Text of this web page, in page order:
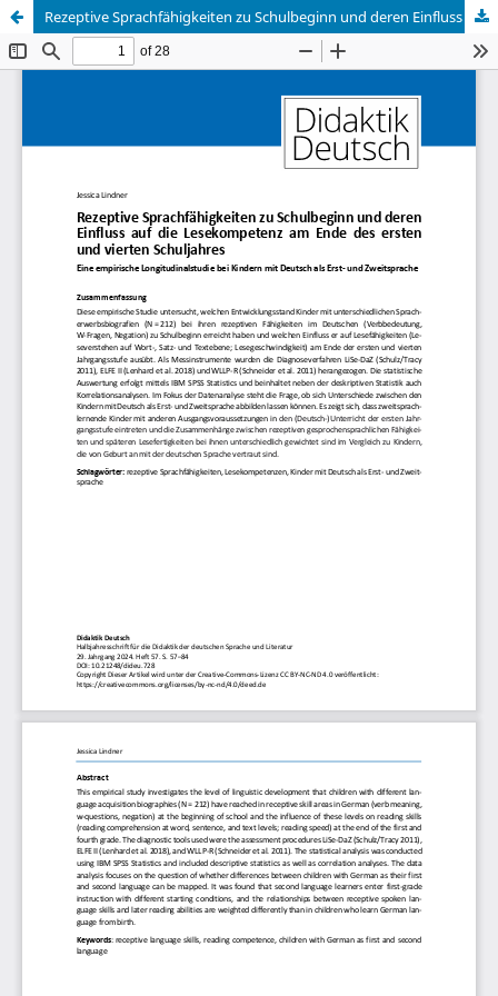
Rezeptive Sprachfähigkeiten zu Schulbeginn und deren Einfluss auf die Lesekompetenz am Ende des ersten und vierten Schuljahres